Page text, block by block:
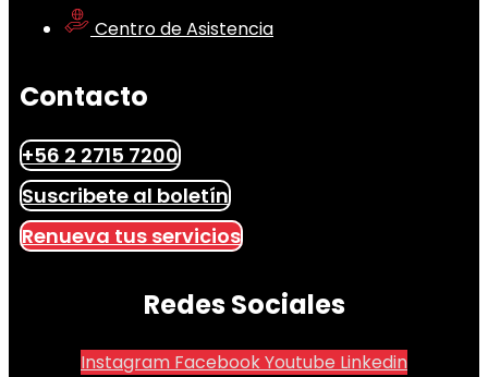
Centro de Asistencia
Contacto
+56 2 2715 7200
Suscribete al boletín
Renueva tus servicios
Redes Sociales
Instagram FacebookYoutube Linkedin